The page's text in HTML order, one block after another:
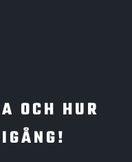
OCH HUR